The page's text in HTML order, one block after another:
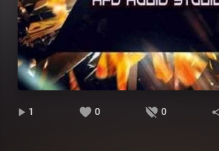
1 0 0